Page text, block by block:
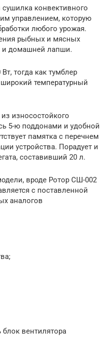
конвективного
управлением, которую
любого урожая.
рыбных и мясных
и домашней лапши.
тогда как тумблер
температурный
износостойкого
5-ю поддонами и удобной
памятка с перечнем
устройства. Порадует и
составивший 20 л.
вроде Ротор СШ-002
с поставленной
аналогов
вентилятора